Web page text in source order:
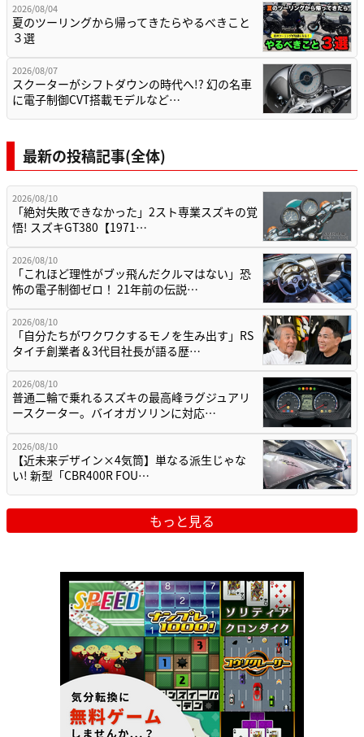
2026/08/04
夏のツーリングから帰ってきたらやるべきこと
３選
2026/08/07
スクーターがシフトダウンの時代へ!? 幻の名車
に電子制御CVT搭載モデルなど…
最新の投稿記事(全体)
2026/08/10
「絶対失敗できなかった」2スト専業スズキの覚
悟! スズキGT380【1971…
2026/08/10
「これほど理性がブッ飛んだクルマはない」恐
怖の電子制御ゼロ！ 21年前の伝説…
2026/08/10
「自分たちがワクワクするモノを生み出す」RS
タイチ創業者＆3代目社長が語る歴…
2026/08/10
普通二輪で乗れるスズキの最高峰ラグジュアリ
ースクーター。バイオガソリンに対応…
2026/08/10
【近未来デザイン×4気筒】単なる派生じゃな
い! 新型「CBR400R FOU…
もっと見る